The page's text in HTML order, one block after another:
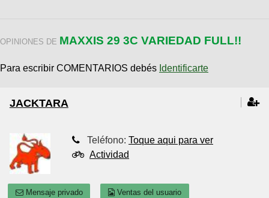
OPINIONES DE MAXXIS 29 3C VARIEDAD FULL!!
Para escribir COMENTARIOS debés Identificarte
JACKTARA
Teléfono: Toque aqui para ver
Actividad
Mensaje privado Ventas del usuario